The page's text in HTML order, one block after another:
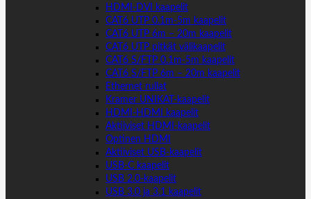
HDMI-DVI kaapelit
CAT6 UTP 0.1m-5m kaapelit
CAT6 UTP 6m – 20m kaapelit
CAT6 UTP pitkät välikaapelit
CAT6 S/FTP 0.1m-5m kaapelit
CAT6 S/FTP 6m – 20m kaapelit
Ethernet rullat
Kramer UNIKAT-kaapelit
HDMI-HDMI kaapelit
Aktiiviset HDMI-kaapelit
Optinen HDMI
Aktiiviset USB-kaapelit
USB-C kaapelit
USB 2.0-kaapelit
USB 3.0 ja 3.1 kaapelit